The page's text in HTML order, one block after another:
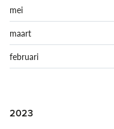
mei
maart
februari
2023